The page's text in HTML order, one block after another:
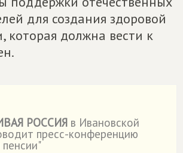
для создания здоровой
которая должна вести к
РОССИЯ в Ивановской
пресс-конференцию